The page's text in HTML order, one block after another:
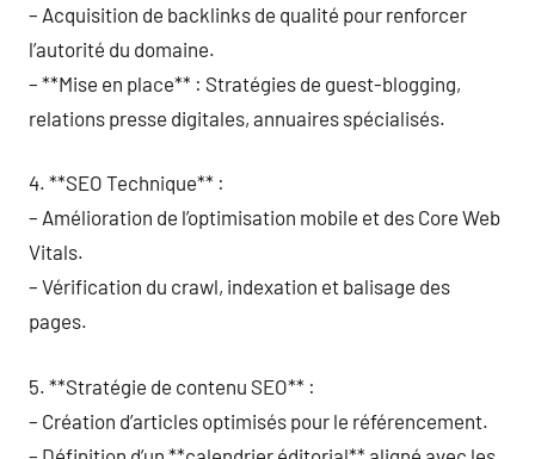
– Acquisition de backlinks de qualité pour renforcer
l’autorité du domaine.
– **Mise en place** : Stratégies de guest-blogging,
relations presse digitales, annuaires spécialisés.
4. **SEO Technique** :
– Amélioration de l’optimisation mobile et des Core Web
Vitals.
– Vérification du crawl, indexation et balisage des
pages.
5. **Stratégie de contenu SEO** :
– Création d’articles optimisés pour le référencement.